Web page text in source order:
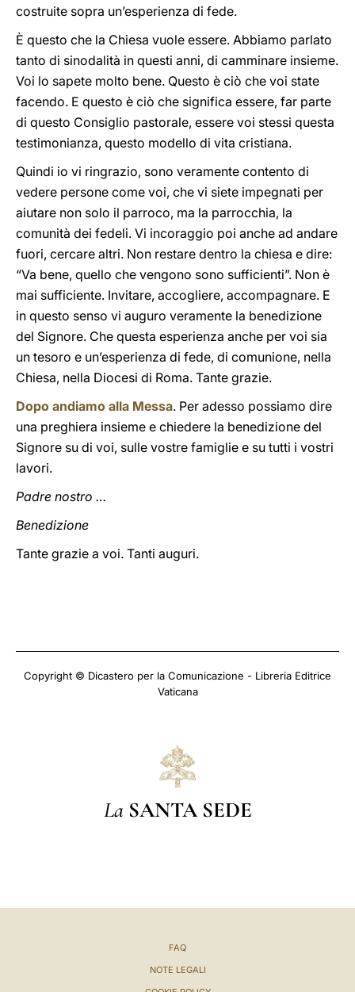
costruite sopra un’esperienza di fede.
È questo che la Chiesa vuole essere. Abbiamo parlato
tanto di sinodalità in questi anni, di camminare insieme.
Voi lo sapete molto bene. Questo è ciò che voi state
facendo. E questo è ciò che significa essere, far parte
di questo Consiglio pastorale, essere voi stessi questa
testimonianza, questo modello di vita cristiana.
Quindi io vi ringrazio, sono veramente contento di
vedere persone come voi, che vi siete impegnati per
aiutare non solo il parroco, ma la parrocchia, la
comunità dei fedeli. Vi incoraggio poi anche ad andare
fuori, cercare altri. Non restare dentro la chiesa e dire:
“Va bene, quello che vengono sono sufficienti”. Non è
mai sufficiente. Invitare, accogliere, accompagnare. E
in questo senso vi auguro veramente la benedizione
del Signore. Che questa esperienza anche per voi sia
un tesoro e un’esperienza di fede, di comunione, nella
Chiesa, nella Diocesi di Roma. Tante grazie.
Dopo andiamo alla Messa. Per adesso possiamo dire
una preghiera insieme e chiedere la benedizione del
Signore su di voi, sulle vostre famiglie e su tutti i vostri
lavori.
Padre nostro …
Benedizione
Tante grazie a voi. Tanti auguri.
Copyright © Dicastero per la Comunicazione - Libreria Editrice
Vaticana
La SANTA SEDE
FAQ
NOTE LEGALI